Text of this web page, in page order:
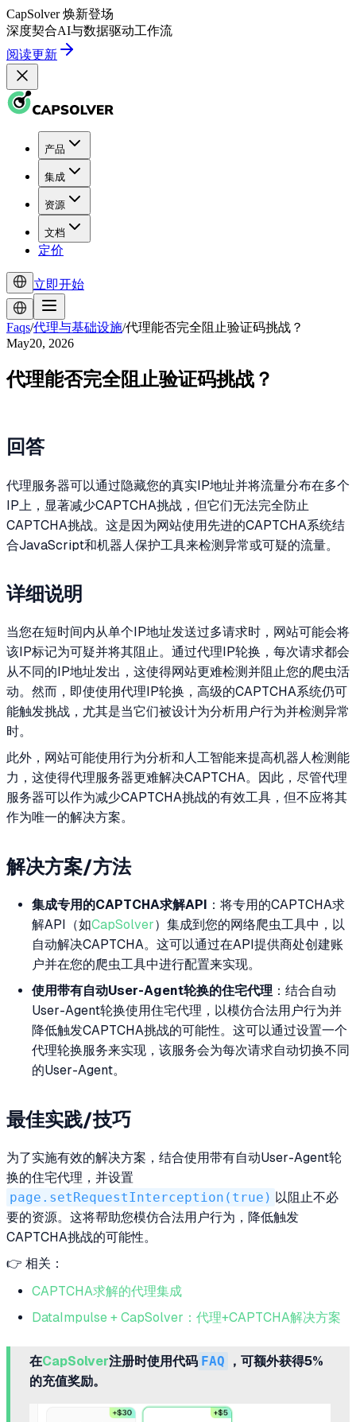
CapSolver 焕新登场
深度契合AI与数据驱动工作流
阅读更新
产品
集成
资源
文档
定价
立即开始
Faqs/代理与基础设施/代理能否完全阻止验证码挑战？
May20, 2026
代理能否完全阻止验证码挑战？
回答
代理服务器可以通过隐藏您的真实IP地址并将流量分布在多个
IP上，显著减少CAPTCHA挑战，但它们无法完全防止
CAPTCHA挑战。这是因为网站使用先进的CAPTCHA系统结
合JavaScript和机器人保护工具来检测异常或可疑的流量。
详细说明
当您在短时间内从单个IP地址发送过多请求时，网站可能会将
该IP标记为可疑并将其阻止。通过代理IP轮换，每次请求都会
从不同的IP地址发出，这使得网站更难检测并阻止您的爬虫活
动。然而，即使使用代理IP轮换，高级的CAPTCHA系统仍可
能触发挑战，尤其是当它们被设计为分析用户行为并检测异常
时。
此外，网站可能使用行为分析和人工智能来提高机器人检测能
力，这使得代理服务器更难解决CAPTCHA。因此，尽管代理
服务器可以作为减少CAPTCHA挑战的有效工具，但不应将其
作为唯一的解决方案。
解决方案/方法
集成专用的CAPTCHA求解API
：将专用的CAPTCHA求
解API（如CapSolver）集成到您的网络爬虫工具中，以
自动解决CAPTCHA。这可以通过在API提供商处创建账
户并在您的爬虫工具中进行配置来实现。
使用带有自动User-Agent轮换的住宅代理 ：结合自动
User-Agent轮换使用住宅代理，以模仿合法用户行为并
降低触发CAPTCHA挑战的可能性。这可以通过设置一个
代理轮换服务来实现，该服务会为每次请求自动切换不同
的User-Agent。
最佳实践/技巧
为了实施有效的解决方案，结合使用带有自动User-Agent轮
换的住宅代理，并设置
page.setRequestInterception(true) 以阻止不必
要的资源。这将帮助您模仿合法用户行为，降低触发
CAPTCHA挑战的可能性。
👉 相关：
CAPTCHA求解的代理集成
DataImpulse + CapSolver：代理+CAPTCHA解决方案
在CapSolver注册时使用代码 FAQ
，可额外获得5%
的充值奖励。